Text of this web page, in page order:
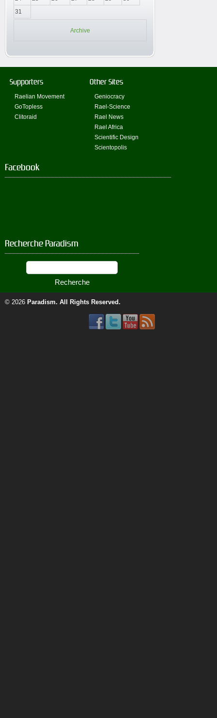
31
Archive
Supporters
Raelian Movement
GoTopless
Clitoraid
Other Sites
Geniocracy
Rael-Science
Rael News
Rael Africa
Scientific Design
Scientopolis
Facebook
Recherche Paradism
© 2026 Paradism. All Rights Reserved.